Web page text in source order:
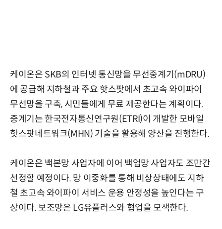
케이온은 SKB의 인터넷 통신망을 무선중계기(mDRU)
에 공급해 지하철과 주요 핫스팟에서 초고속 와이파이
무선망을 구축, 시민들에게 무료 제공한다는 계획이다.
중계기는 한국전자통신연구원(ETRI)이 개발한 모바일
핫스팟네트워크(MHN) 기술을 활용해 양산을 진행한다.
케이온은 백본망 사업자에 이어 백업망 사업자도 조만간
선정할 예정이다. 망 이중화를 통해 비상상태에도 지하
철 초고속 와이파이 서비스 운용 안정성을 높인다는 구
상이다. 보조망은 LG유플러스와 협업을 모색한다.